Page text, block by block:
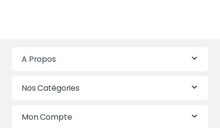
A Propos
Nos Catégories
Mon Compte